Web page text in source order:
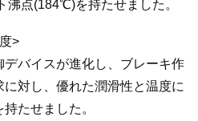
点(184℃)を持たせました。
>
デバイスが進化し、ブレーキ作
対し、優れた潤滑性と温度に
たせました。